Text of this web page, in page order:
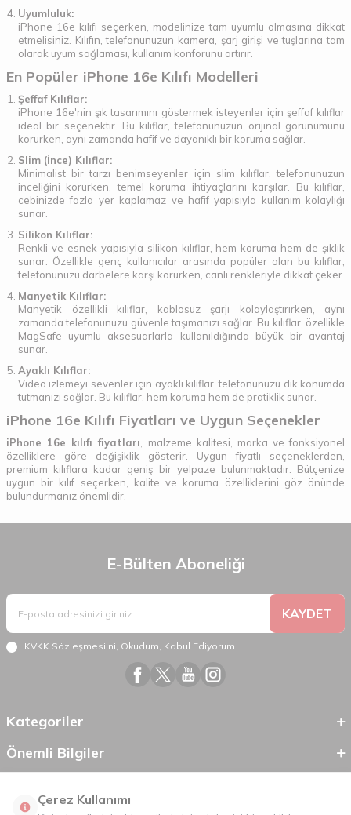
Uyumluluk:
iPhone 16e kılıfı seçerken, modelinize tam uyumlu olmasına dikkat
etmelisiniz. Kılıfın, telefonunuzun kamera, şarj girişi ve tuşlarına tam
olarak uyum sağlaması, kullanım konforunu artırır.
En Popüler iPhone 16e Kılıfı Modelleri
Şeffaf Kılıflar:
iPhone 16e'nin şık tasarımını göstermek isteyenler için şeffaf kılıflar
ideal bir seçenektir. Bu kılıflar, telefonunuzun orijinal görünümünü
korurken, aynı zamanda hafif ve dayanıklı bir koruma sağlar.
Slim (İnce) Kılıflar:
Minimalist bir tarzı benimseyenler için slim kılıflar, telefonunuzun
inceliğini korurken, temel koruma ihtiyaçlarını karşılar. Bu kılıflar,
cebinizde fazla yer kaplamaz ve hafif yapısıyla kullanım kolaylığı
sunar.
Silikon Kılıflar:
Renkli ve esnek yapısıyla silikon kılıflar, hem koruma hem de şıklık
sunar. Özellikle genç kullanıcılar arasında popüler olan bu kılıflar,
telefonunuzu darbelere karşı korurken, canlı renkleriyle dikkat çeker.
Manyetik Kılıflar:
Manyetik özellikli kılıflar, kablosuz şarjı kolaylaştırırken, aynı
zamanda telefonunuzu güvenle taşımanızı sağlar. Bu kılıflar, özellikle
MagSafe uyumlu aksesuarlarla kullanıldığında büyük bir avantaj
sunar.
Ayaklı Kılıflar:
Video izlemeyi sevenler için ayaklı kılıflar, telefonunuzu dik konumda
tutmanızı sağlar. Bu kılıflar, hem koruma hem de pratiklik sunar.
iPhone 16e Kılıfı Fiyatları ve Uygun Seçenekler
iPhone 16e kılıfı fiyatları, malzeme kalitesi, marka ve fonksiyonel
özelliklere göre değişiklik gösterir. Uygun fiyatlı seçeneklerden,
premium kılıflara kadar geniş bir yelpaze bulunmaktadır. Bütçenize
uygun bir kılıf seçerken, kalite ve koruma özelliklerini göz önünde
bulundurmanız önemlidir.
E-Bülten Aboneliği
KAYDET
KVKK Sözleşmesi'ni, Okudum, Kabul Ediyorum.
Kategoriler
Önemli Bilgiler
Çerez Kullanımı